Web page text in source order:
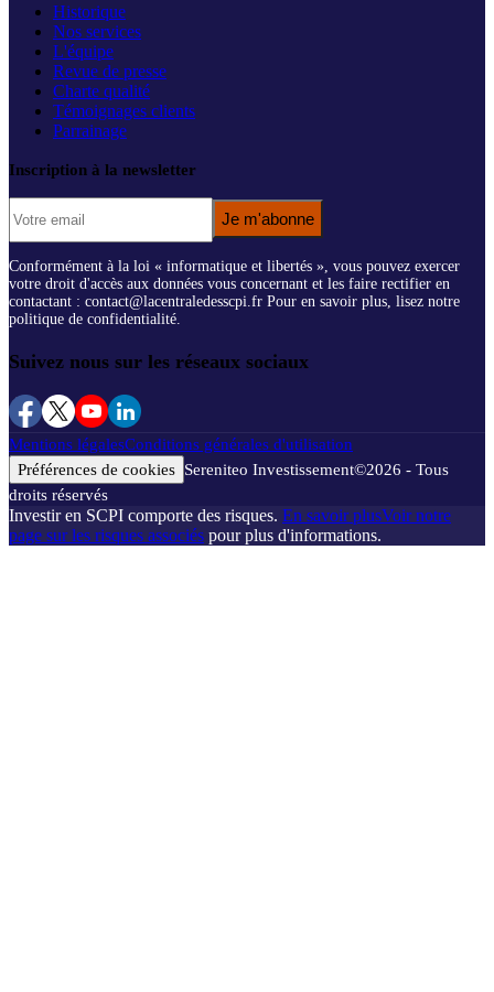
Historique
Nos services
L'équipe
Revue de presse
Charte qualité
Témoignages clients
Parrainage
Inscription à la newsletter
Je m'abonne
Conformément à la loi « informatique et libertés », vous pouvez exercer
votre droit d'accès aux données vous concernant et les faire rectifier en
contactant : contact@lacentraledesscpi.fr Pour en savoir plus, lisez notre
politique de confidentialité.
Suivez nous sur les réseaux sociaux
Mentions légalesConditions générales d'utilisation
Préférences de cookies Sereniteo Investissement©2026 - Tous
droits réservés
Investir en SCPI comporte des risques. En savoir plusVoir notre
page sur les risques associés pour plus d'informations.